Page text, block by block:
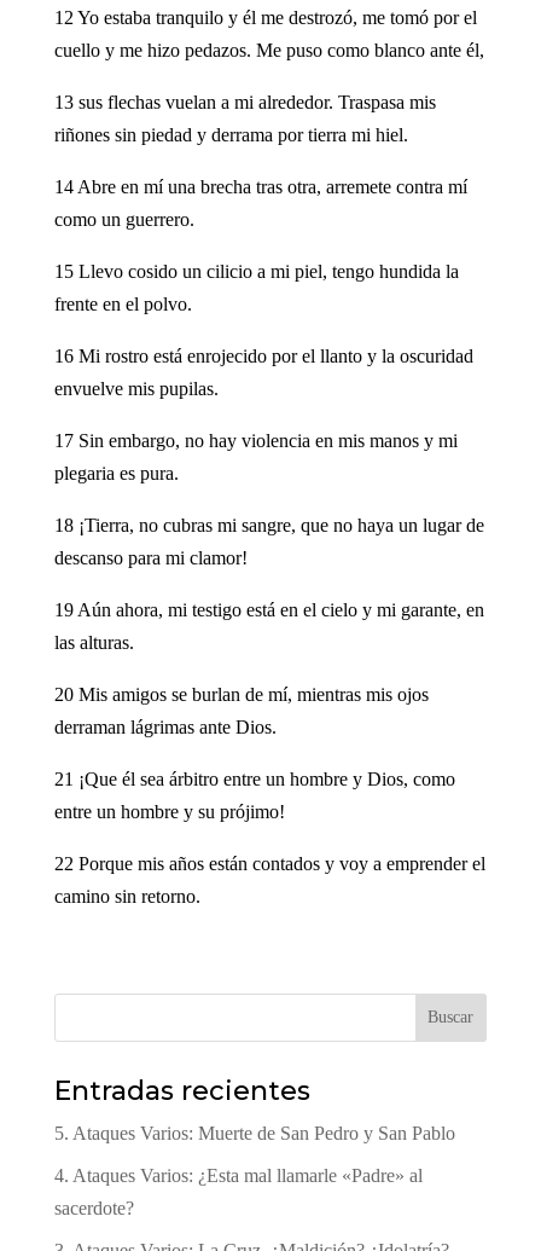
12 Yo estaba tranquilo y él me destrozó, me tomó por el
cuello y me hizo pedazos. Me puso como blanco ante él,
13 sus flechas vuelan a mi alrededor. Traspasa mis
riñones sin piedad y derrama por tierra mi hiel.
14 Abre en mí una brecha tras otra, arremete contra mí
como un guerrero.
15 Llevo cosido un cilicio a mi piel, tengo hundida la
frente en el polvo.
16 Mi rostro está enrojecido por el llanto y la oscuridad
envuelve mis pupilas.
17 Sin embargo, no hay violencia en mis manos y mi
plegaria es pura.
18 ¡Tierra, no cubras mi sangre, que no haya un lugar de
descanso para mi clamor!
19 Aún ahora, mi testigo está en el cielo y mi garante, en
las alturas.
20 Mis amigos se burlan de mí, mientras mis ojos
derraman lágrimas ante Dios.
21 ¡Que él sea árbitro entre un hombre y Dios, como
entre un hombre y su prójimo!
22 Porque mis años están contados y voy a emprender el
camino sin retorno.
Buscar
Entradas recientes
5. Ataques Varios: Muerte de San Pedro y San Pablo
4. Ataques Varios: ¿Esta mal llamarle «Padre» al
sacerdote?